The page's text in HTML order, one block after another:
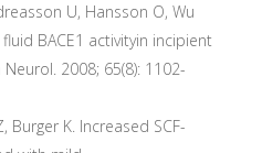
U, Hansson O, Wu
BACE1 activityin incipient
2008; 65(8): 1102-
Burger K. Increased SCF-